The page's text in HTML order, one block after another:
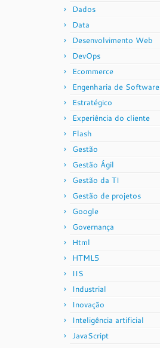
Dados
Data
Desenvolvimento Web
DevOps
Ecommerce
Engenharia de Software
Estratégico
Experiência do cliente
Flash
Gestão
Gestão Ágil
Gestão da TI
Gestão de projetos
Google
Governança
Html
HTML5
IIS
Industrial
Inovação
Inteligência artificial
JavaScript